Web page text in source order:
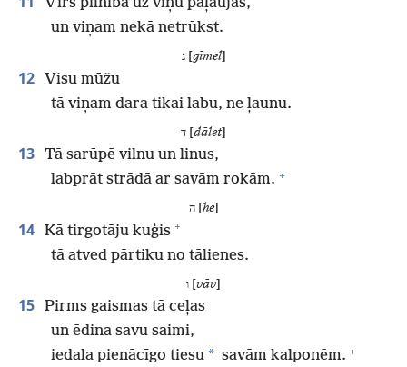
un viņam nekā netrūkst.
ג [ gīmel]
12 Visu mūžu
tā viņam dara tikai labu, ne ļaunu.
dālet]
13 Tā sarūpē vilnu un linus,
labprāt strādā ar savām rokām. +
ה [ hē]
14 Kā tirgotāju kuģis +
tā atved pārtiku no tālienes.
ו [vāv]
15 Pirms gaismas tā ceļas
un ēdina savu saimi,
iedala pienācīgo tiesu * savām kalponēm. +